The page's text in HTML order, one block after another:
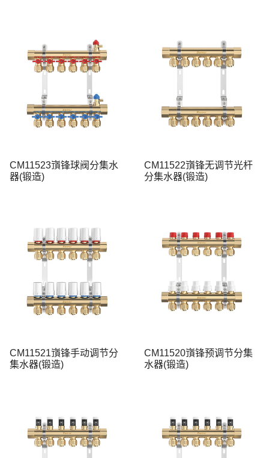
CM11523嵿锋球阀分集水
器(锻造)
CM11522嵿锋无调节光杆
分集水器(锻造)
CM11521嵿锋手动调节分
集水器(锻造)
CM11520嵿锋预调节分集
水器(锻造)